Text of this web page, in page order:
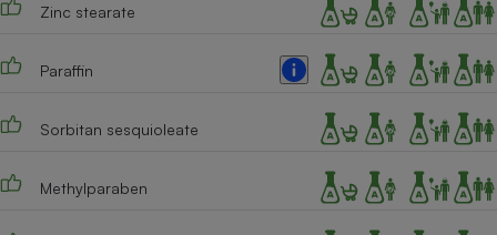
Zinc stearate
Paraffin
Sorbitan sesquioleate
Methylparaben
Cafetière à expressos